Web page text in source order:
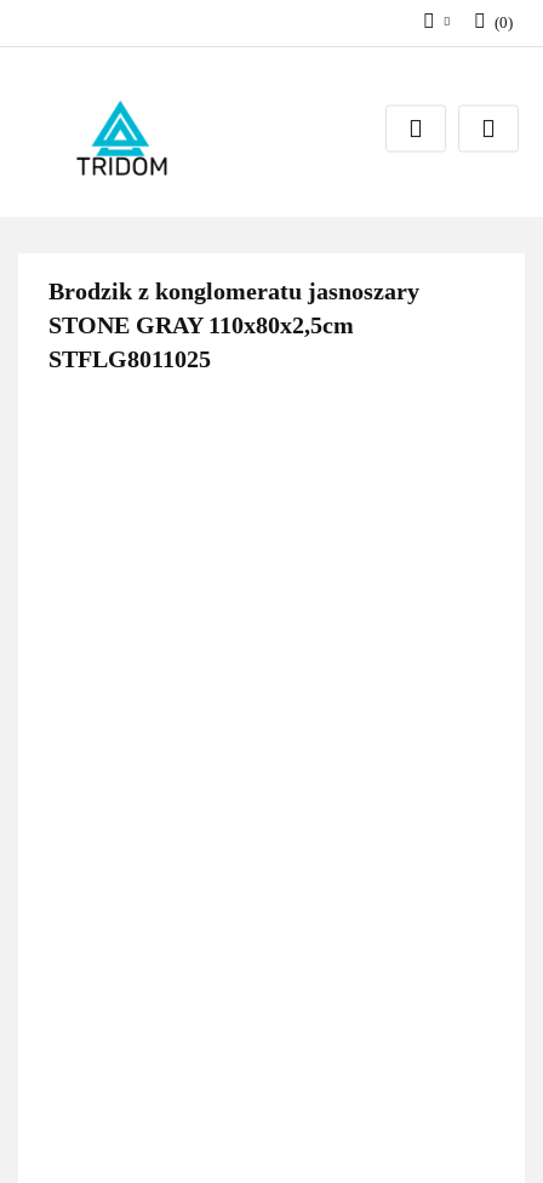
Dodaj zgłoszenie
(0)
Brodzik z konglomeratu jasnoszary
STONE GRAY 110x80x2,5cm
STFLG8011025